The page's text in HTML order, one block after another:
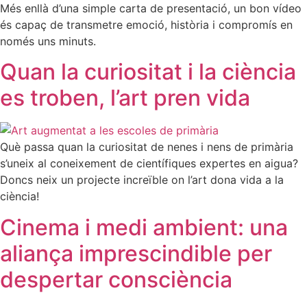
Més enllà d’una simple carta de presentació, un bon vídeo
és capaç de transmetre emoció, història i compromís en
només uns minuts.
Quan la curiositat i la ciència
es troben, l’art pren vida
Què passa quan la curiositat de nenes i nens de primària
s’uneix al coneixement de científiques expertes en aigua?
Doncs neix un projecte increïble on l’art dona vida a la
ciència!
Cinema i medi ambient: una
aliança imprescindible per
despertar consciència